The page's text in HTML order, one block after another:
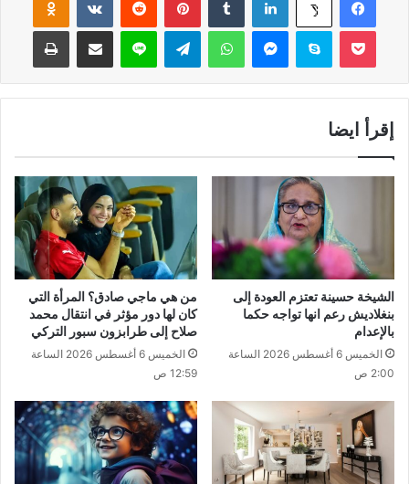
سكايب واتساب لاين
إقرأ ايضا
الشيخة حسينة تعتزم العودة إلى
بنغلاديش رعم انها تواجه حكما
بالإعدام
الخميس 6 أغسطس 2026 الساعة
2:00 ص
من هي ماجي صادق؟ المرأة التي
كان لها دور مؤثر في انتقال محمد
صلاح إلى طرابزون سبور التركي
الخميس 6 أغسطس 2026 الساعة
12:59 ص